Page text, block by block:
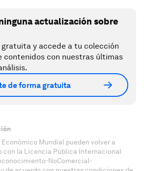
actualización sobre
gratuita y accede a tu colección
contenidos con nuestras últimas
de forma gratuita
Mundial pueden volver a
con la Licencia Pública Internacional
NoComercial-